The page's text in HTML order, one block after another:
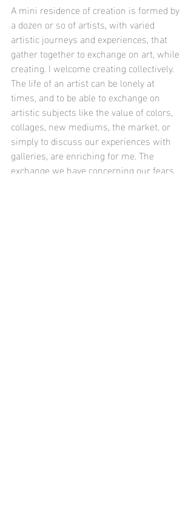
A mini residence of creation is formed by
a dozen or so of artists, with varied
artistic journeys and experiences, that
gather together to exchange on art, while
creating. I welcome creating collectively.
The life of an artist can be lonely at
times, and to be able to exchange on
artistic subjects like the value of colors,
collages, new mediums, the market, or
simply to discuss our experiences with
galleries, are enriching for me. The
exchange we have concerning our fears